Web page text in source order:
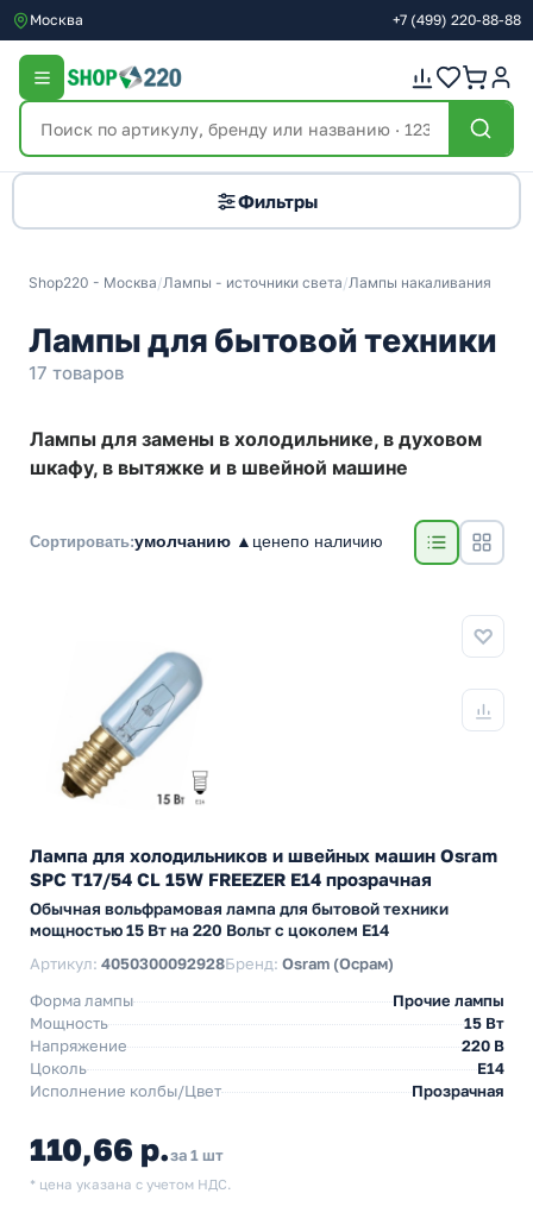
Москва +7 (499) 220-88-88
Фильтры
Shop220 - Москва/Лампы - источники света/Лампы накаливания
Лампы для бытовой техники
17 товаров
Лампы для замены в холодильнике, в духовом
шкафу, в вытяжке и в швейной машине
Сортировать:умолчанию ▲ ценепо наличию
Лампа для холодильников и швейных машин Osram
SPC T17/54 CL 15W FREEZER E14 прозрачная
Обычная вольфрамовая лампа для бытовой техники
мощностью 15 Вт на 220 Вольт с цоколем E14
Артикул: 4050300092928Бренд: Osram (Осрам)
Форма лампы
Прочие лампы
Мощность
15 Вт
Напряжение
220 В
Цоколь
E14
Исполнение колбы/Цвет
Прозрачная
110,66 р.за 1 шт
* цена указана с учетом НДС.